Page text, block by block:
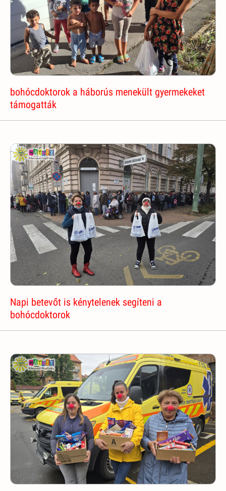
bohócdoktorok a háborús menekült gyermekeket
támogatták
Napi betevőt is kénytelenek segíteni a
bohócdoktorok